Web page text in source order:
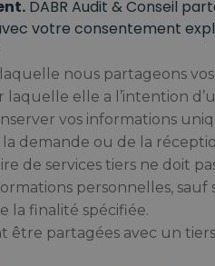
DABR Audit & Conseil
votre consentement
nous partageons
elle a l’intention
vos informations
demande ou de la
de services tiers ne doit
personnelles, sauf
la finalité spécifiée.
être partagées avec un